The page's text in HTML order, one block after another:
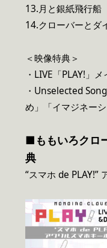
13.月と銀紙飛行船
14.クローバーとダ
＜映像特典＞
・LIVE「PLAY!」
・Unselected
め」「イマジネーシ
■ももいろクロ
典
“スマホ de PLAY!”